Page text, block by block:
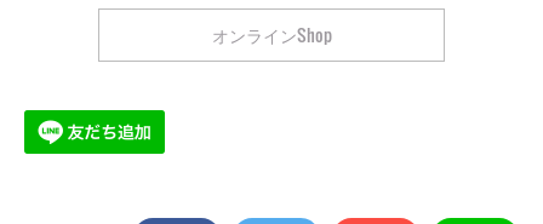
オンラインShop